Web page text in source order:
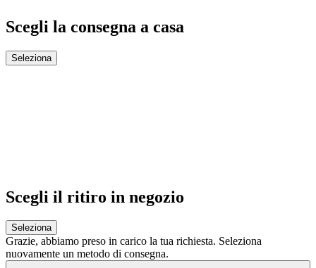
Scegli la consegna a casa
Seleziona
Scegli il ritiro in negozio
Seleziona
Grazie, abbiamo preso in carico la tua richiesta. Seleziona
nuovamente un metodo di consegna.